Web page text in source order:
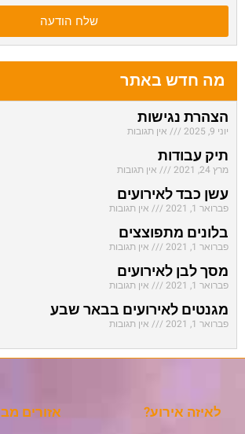
שלח הודעה
מה חדש באתר
הצהרת נגישות
יוני 9, 2025 אין תגובות
תיק עבודות
מרץ 24, 2021 אין תגובות
עשן כבד לאירועים
פברואר 1, 2021 אין תגובות
בלונים מתפוצצים
פברואר 1, 2021 אין תגובות
מסך לבן לאירועים
פברואר 1, 2021 אין תגובות
מגנטים לאירועים בבאר שבע
פברואר 1, 2021 אין תגובות
לאיזה אירוע? אזורים